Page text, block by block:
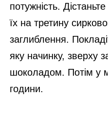
потужність.
їх на третину
заглиблення.
яку начинку, зверху
шоколадом. Потім у
години.